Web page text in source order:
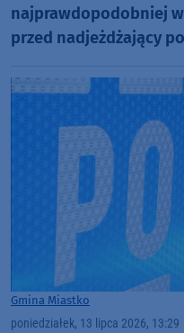
najprawdopodobniej
przed nadjeżdżający
Gmina Miastko
poniedziałek, 13 lipca 2026, 13:29